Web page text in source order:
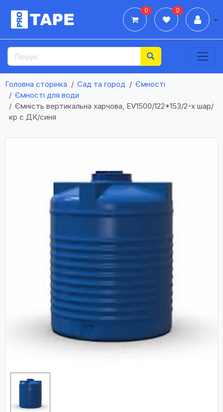
0 0
Головна сторінка Сад та город
Ємності
Ємності для води
Ємність вертикальна харчова, ЕV1500/122*153/2-х шар/
кр с ДК/синя